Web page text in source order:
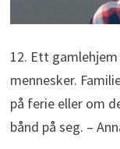
12. Ett
mennesker.
på ferie eller om
bånd på seg. –